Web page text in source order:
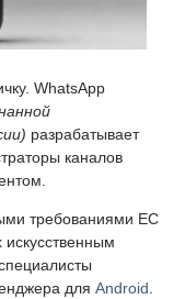
WhatsApp
разрабатывает
каналов
требованиями ЕС
искусственным
для Android